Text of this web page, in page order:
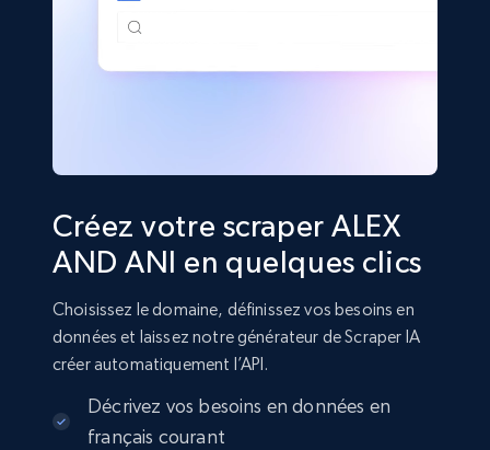
Créez votre scraper ALEX
AND ANI en quelques clics
Choisissez le domaine, définissez vos besoins en
données et laissez notre générateur de Scraper IA
créer automatiquement l’API.
Décrivez vos besoins en données en
français courant